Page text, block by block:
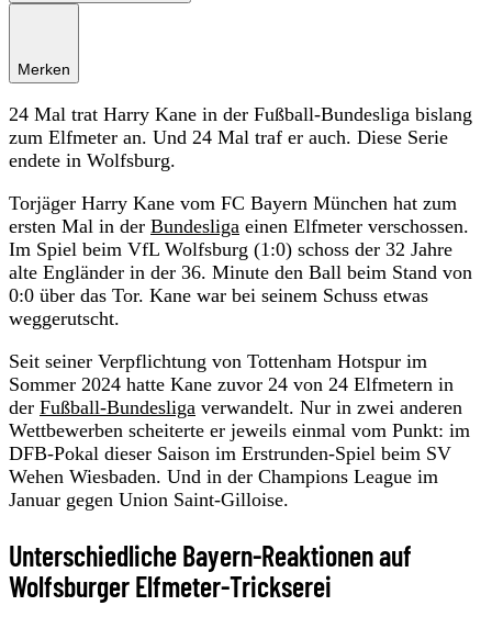
Merken
24 Mal trat Harry Kane in der Fußball-Bundesliga bislang
zum Elfmeter an. Und 24 Mal traf er auch. Diese Serie
endete in Wolfsburg.
Torjäger Harry Kane vom FC Bayern München hat zum
ersten Mal in der Bundesliga einen Elfmeter verschossen.
Im Spiel beim VfL Wolfsburg (1:0) schoss der 32 Jahre
alte Engländer in der 36. Minute den Ball beim Stand von
0:0 über das Tor. Kane war bei seinem Schuss etwas
weggerutscht.
Seit seiner Verpflichtung von Tottenham Hotspur im
Sommer 2024 hatte Kane zuvor 24 von 24 Elfmetern in
der Fußball-Bundesliga verwandelt. Nur in zwei anderen
Wettbewerben scheiterte er jeweils einmal vom Punkt: im
DFB-Pokal dieser Saison im Erstrunden-Spiel beim SV
Wehen Wiesbaden. Und in der Champions League im
Januar gegen Union Saint-Gilloise.
Unterschiedliche Bayern-Reaktionen auf
Wolfsburger Elfmeter-Trickserei